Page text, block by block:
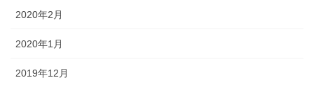
2020年2月
2020年1月
2019年12月